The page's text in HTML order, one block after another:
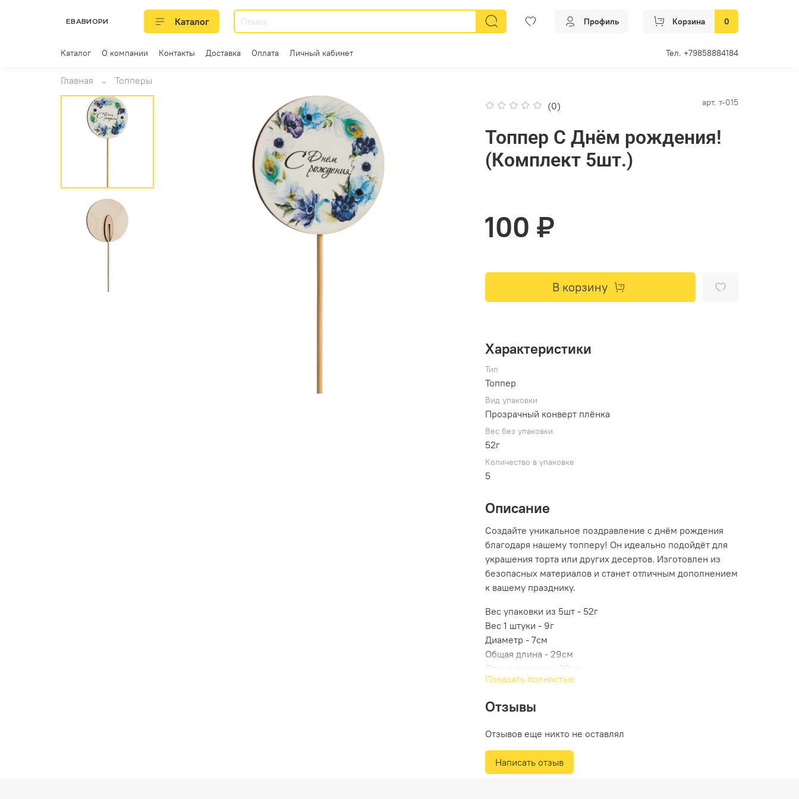
ЕВАВИОРИ Каталог Профиль Корзина 0
Каталог О компании Контакты Доставка Оплата Личный кабинет Тел. +79858884184
Главная Топперы
(0) арт. т-015
Топпер С Днём рождения!
(Комплект 5шт.)
100 ₽
В корзину
Характеристики
Тип
Топпер
Вид упаковки
Прозрачный конверт плёнка
Вес без упаковки
52г
Количество в упаковке
5
Описание
Создайте уникальное поздравление с днём рождения
благодаря нашему топперу! Он идеально подойдёт для
украшения торта или других десертов. Изготовлен из
безопасных материалов и станет отличным дополнением
к вашему празднику.
Вес упаковки из 5шт - 52г
Вес 1 штуки - 9г
Диаметр - 7см
Общая длина - 29см
Длина палочки - 22см
Показать полностью
Отзывы
Отзывов еще никто не оставлял
Написать отзыв